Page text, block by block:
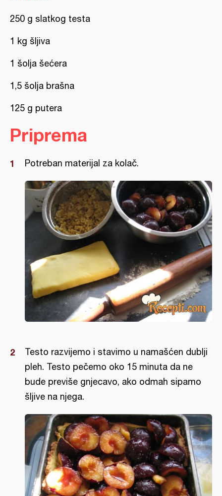
250 g slatkog testa
1 kg šljiva
1 šolja šećera
1,5 šolja brašna
125 g putera
Priprema
Potreban materijal za kolač.
Testo razvijemo i stavimo u namašćen dublji
pleh. Testo pečemo oko 15 minuta da ne
bude previše gnjecavo, ako odmah sipamo
šljive na njega.